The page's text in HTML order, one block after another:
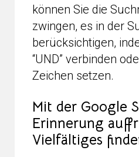
können Sie die
zwingen, es in der
berücksichtigen,
“UND” verbinden
Zeichen setzen.
Mit der Google
Erinnerung
Vielfältiges